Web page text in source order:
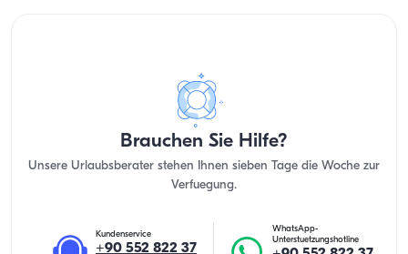
Brauchen Sie Hilfe?
Unsere Urlaubsberater stehen Ihnen sieben Tage die Woche zur
Verfuegung.
Kundenservice
+90 552 822 37
WhatsApp-
Unterstuetzungshotline